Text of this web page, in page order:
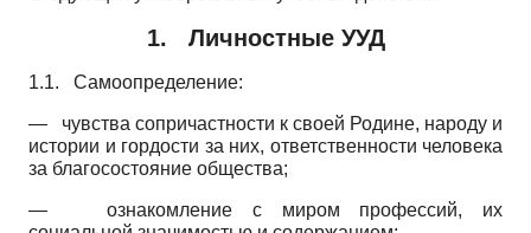
1. Личностные УУД
1.1. Самоопределение:
— чувства сопричастности к своей Родине, народу и
истории и гордости за них, ответственности человека
за благосостояние общества;
—ознакомление с миром профессий, их